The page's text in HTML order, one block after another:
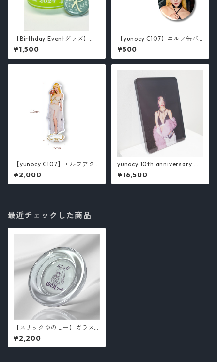
【Birthday Eventグッズ】ラ
バーバンド& ピンバッジセッ
ト/ 芦澤佳純
¥1,500
【yunocy C107】エルフ缶バ
ッチ（全2種）
¥500
【yunocy C107】エルフアク
スタ
¥2,000
yunocy 10th anniversary ア
クリルブロック（タイプB） /
yunocy
¥16,500
最近チェックした商品
【スナックゆのしー】ガラス
灰皿 /yunocy
¥2,200